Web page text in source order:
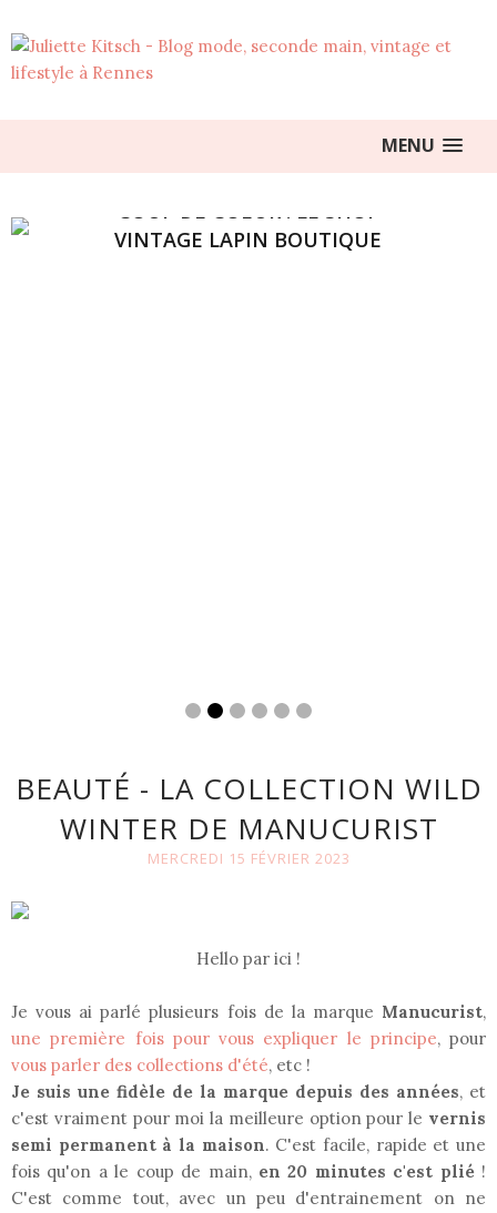
MENU
COUP DE COEUR : LE SHOP
VINTAGE LAPIN BOUTIQUE
BEAUTÉ - LA COLLECTION WILD
WINTER DE MANUCURIST
MERCREDI 15 FÉVRIER 2023
Hello par ici !
Je vous ai parlé plusieurs fois de la marque Manucurist,
une première fois pour vous expliquer le principe, pour
vous parler des collections d'été, etc !
Je suis une fidèle de la marque depuis des années, et
c'est vraiment pour moi la meilleure option pour le vernis
semi permanent à la maison. C'est facile, rapide et une
fois qu'on a le coup de main, en 20 minutes c'est plié!
C'est comme tout, avec un peu d'entrainement on ne